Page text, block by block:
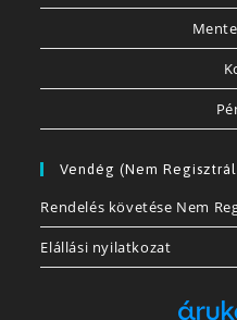
Vendég (nem
Rendelés követése Nem
Elállási nyilatkozat